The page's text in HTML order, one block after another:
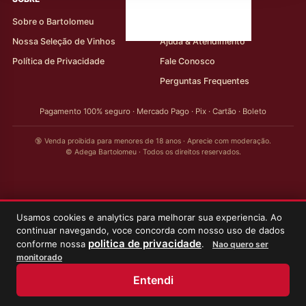
Usamos cookies e analytics para melhorar sua experiencia. Ao
continuar navegando, voce concorda com nosso uso de dados
conforme nossa politica de privacidade.
Nao quero ser
monitorado
Entendi
Sobre o Bartolomeu
Nossa Seleção de Vinhos
Política de Privacidade
Ajuda & Atendimento
Fale Conosco
Perguntas Frequentes
Pagamento 100% seguro · Mercado Pago · Pix · Cartão · Boleto
🔞 Venda proibida para menores de 18 anos · Aprecie com moderação.
© Adega Bartolomeu · Todos os direitos reservados.